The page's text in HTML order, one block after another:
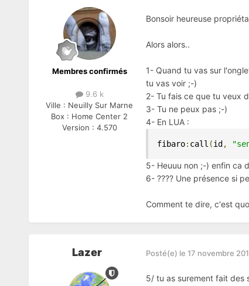
Membres confirmés
9.6 k
Ville : Neuilly Sur Marne
Box : Home Center 2
Version : 4.570
Bonsoir heureuse
Alors alors..
1- Quand tu vas sur
tu vas voir ;-)
2- Tu fais ce que tu veux
3- Tu ne peux pas ;-)
4- En LUA :
fibaro: call (id ,
5- Heuuu non ;-) enfin ca
6- ???? Une présence si
Comment te dire, c'est
Lazer Posté(e) le 17 novembre
5/ tu as surement fait des